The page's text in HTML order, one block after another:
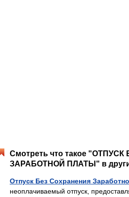
Смотреть что такое
ЗАРАБОТНОЙ ПЛАТЫ" в
Отпуск Без Сохранения
неоплачиваемый отпуск,